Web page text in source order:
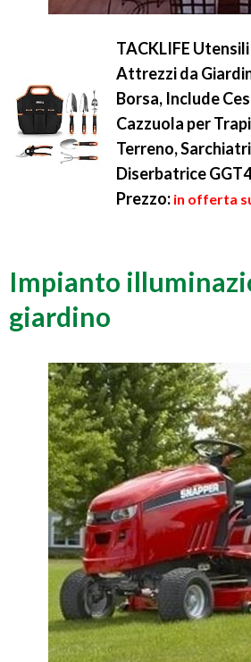
TACKLIFE
Attrezzi da
Borsa, Include
Cazzuola per
Terreno,
Diserbatrice
Prezzo: in offerta
Impianto
giardino